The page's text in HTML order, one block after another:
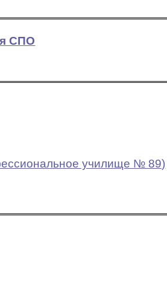
СПО
училище № 89)